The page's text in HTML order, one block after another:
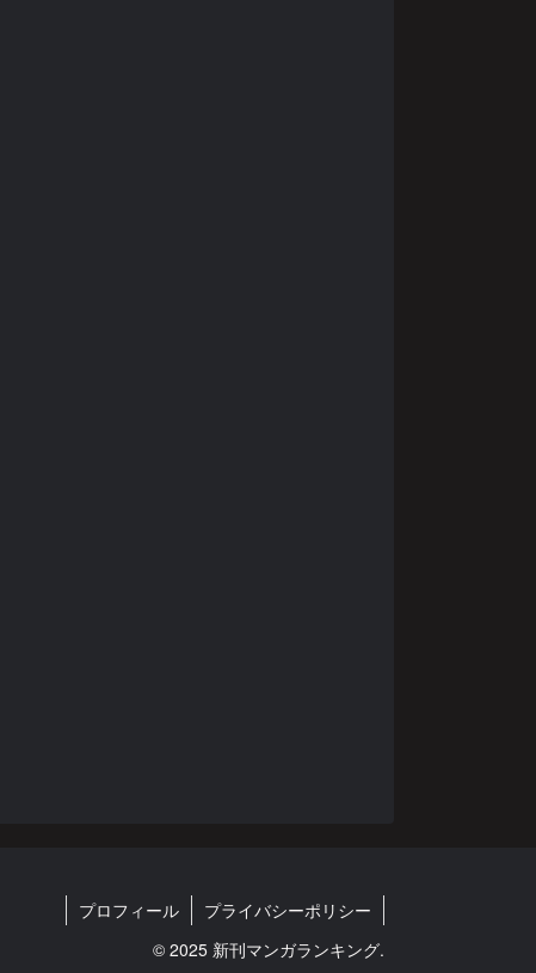
プロフィール
プライバシーポリシー
© 2025 新刊マンガランキング.